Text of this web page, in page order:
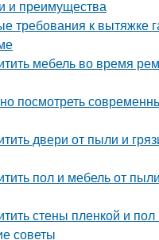
и преимущества
требования к вытяжке
мебель во время
посмотреть
двери от пыли и
пол и мебель от
стены пленкой и
советы